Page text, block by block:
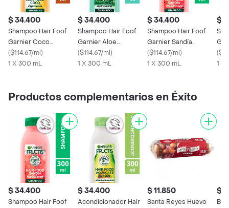
$ 34.400
Shampoo Hair Foof
Garnier Coco
Reparación 300 mL
($114.67/ml)
1 X 300 mL
$ 34.400
Shampoo Hair Foof
Garnier Aloe
Hidratación 300 mL
($114.67/ml)
1 X 300 mL
$ 34.400
Shampoo Hair Foof
Garnier Sandía
Revitalización 300 mL
($114.67/ml)
1 X 300 mL
$
(
1 X
Productos complementarios en Éxito
$ 34.400
Shampoo Hair Foof
$ 34.400
Acondicionador Hair
$ 11.850
Santa Reyes Huevo
$